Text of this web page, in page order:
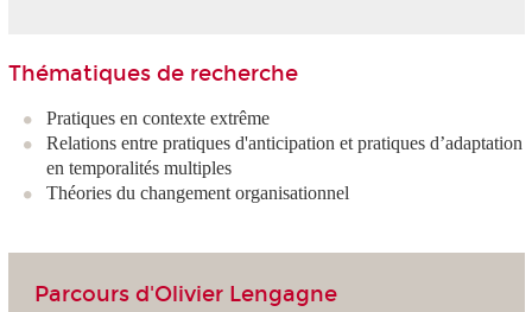
Thématiques de recherche
Pratiques en contexte extrême
Relations entre pratiques d'anticipation et pratiques d’adaptation
en temporalités multiples
Théories du changement organisationnel
Parcours d'Olivier Lengagne